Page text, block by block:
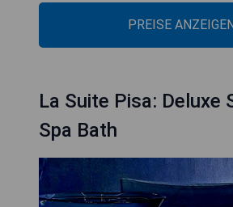
PREISE
La Suite Pisa: Deluxe
Spa Bath